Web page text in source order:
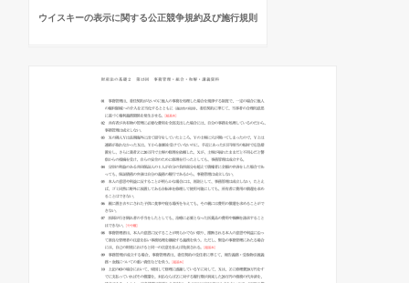
ウイスキーの表示に関する公正競争規約及び施行規則